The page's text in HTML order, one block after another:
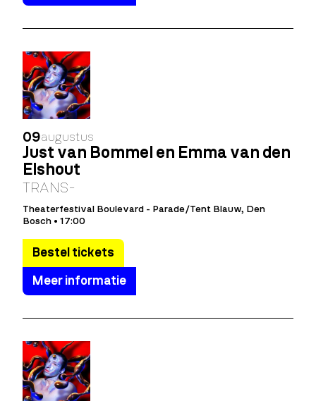
09augustus
Just van Bommel en Emma van den
Elshout
TRANS-
Theaterfestival Boulevard - Parade/Tent Blauw, Den
Bosch • 17:00
Bestel tickets
Meer informatie